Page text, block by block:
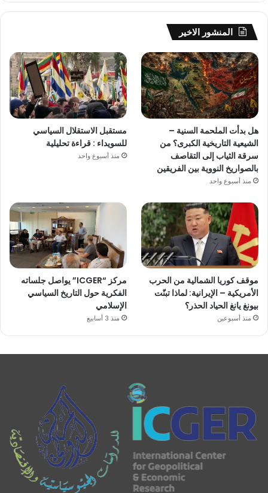
المنشور الاخير
هل بدأت الملحمة السنية –
الشيعية التاريخية الكبرى؟ من
سرقة الثياب إلى التقاصف
بالصواريخ النووية بين الفريقين
منذ أسبوع واحد
مستقبل الاستقلال السياسي
للسويداء : قراءة تحليلية
منذ أسبوع واحد
موقف كوريا الشمالية من الحرب
الأمريكية – الإيرانية: لماذا تبنّت
بيونغ يانغ الحياد الحذر؟
منذ أسبوعين
مركز “ICGER” يواصل جلساته
الفكرية حول التاريخ السياسي
الإسلامي
منذ 3 أسابيع